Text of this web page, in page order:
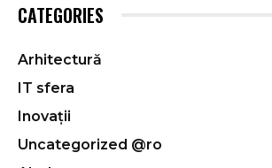
CATEGORIES
Arhitectură
IT sfera
Inovații
Uncategorized @ro